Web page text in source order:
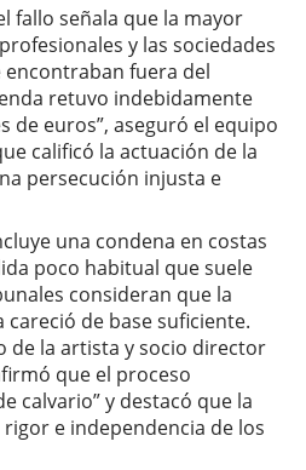
fallo señala que la mayor
y las sociedades
encontraban fuera del
retuvo indebidamente
de euros”, aseguró el equipo
calificó la actuación de la
persecución injusta e
una condena en costas
poco habitual que suele
consideran que la
de base suficiente.
de la artista y socio director
que el proceso
calvario” y destacó que la
e independencia de los